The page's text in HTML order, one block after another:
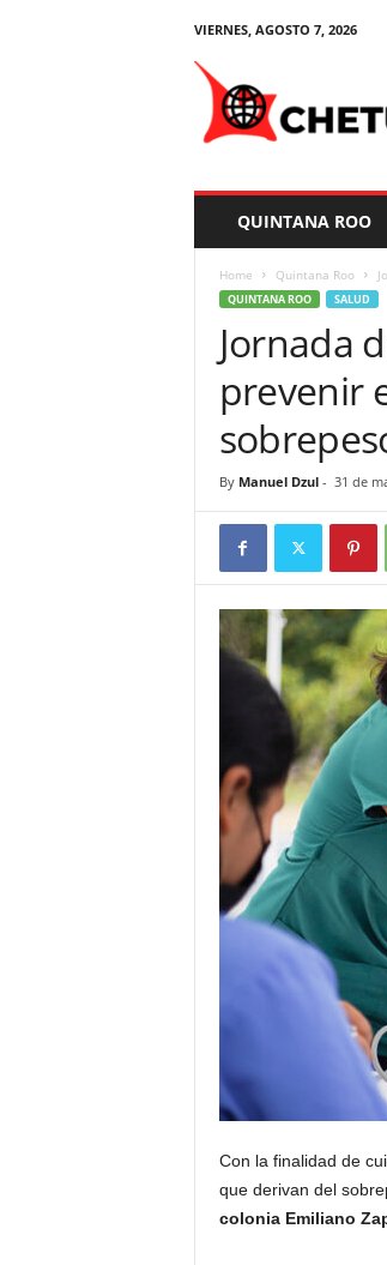
VIERNES, AGOSTO 7, 2026
QUINTANA ROO
Home Quintana Roo
QUINTANA ROO SALUD
Jornada
prevenir
By Manuel Dzul- 31 de
Con la finalidad de
que derivan del
colonia Emiliano